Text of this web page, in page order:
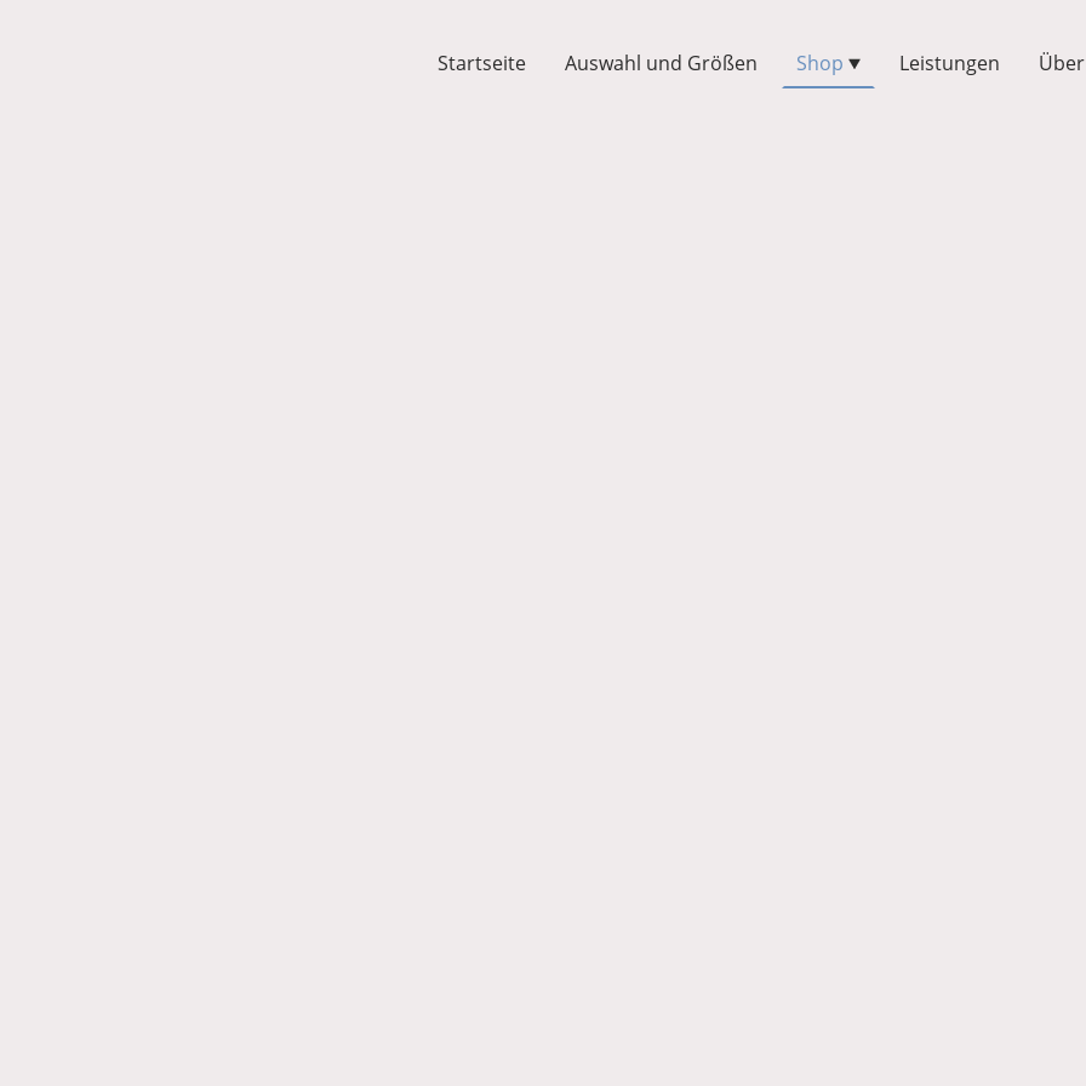
Startseite Auswahl und Größen Shop Leistungen